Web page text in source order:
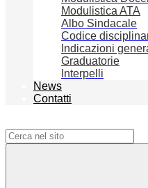
Modulistica ATA
Albo Sindacale
Codice
Indicazioni
Graduatorie
Interpelli
News
Contatti